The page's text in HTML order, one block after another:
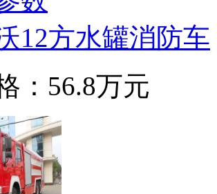
12方水罐消防车
：56.8万元